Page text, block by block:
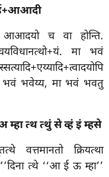
च वा होन्ति.
मा भवं
भवं भवेय्य, मा भवं भवतु
त्थ त्थुं से व्हं इं म्हसे
वत्तमानतो क्रियत्था
त्थे ‘‘आ ई ऊ म्हा’’